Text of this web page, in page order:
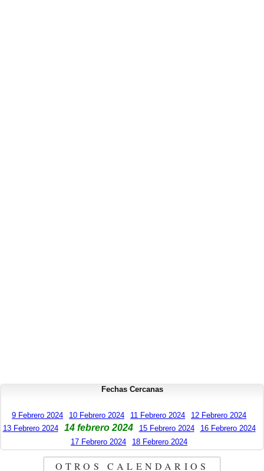
Fechas Cercanas
9 Febrero 2024 10 Febrero 2024 11 Febrero 2024
12 Febrero 2024
13 Febrero 2024
14 febrero 2024 15 Febrero 2024
16 Febrero 2024
17 Febrero 2024
18 Febrero 2024
OTROS CALENDARIOS